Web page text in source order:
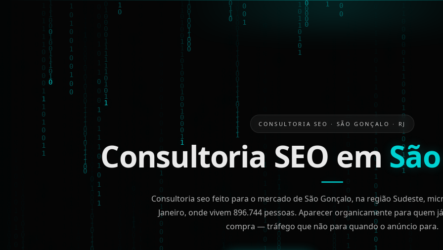
CONSULTORIA SEO · SÃO GONÇALO · RJ
Consultoria SEO em
Consultoria seo feito para o mercado de São Gonçalo, na região Sudeste,
Janeiro, onde vivem 896.744 pessoas. Aparecer organicamente para quem
compra — tráfego que não para quando o anúncio para.